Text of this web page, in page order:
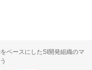
ベースにしたSI開発組織のマ